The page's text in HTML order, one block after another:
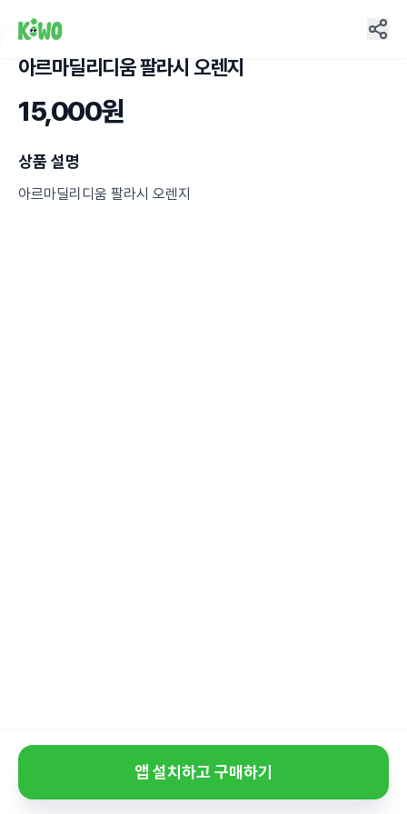
아르마딜리디움 팔라시 오렌지
15,000원
상품 설명
아르마딜리디움 팔라시 오렌지
앱 설치하고 구매하기